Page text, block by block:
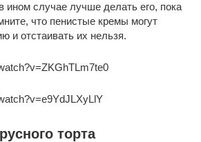
ином случае лучше делать его, пока
что пенистые кремы могут
и отстаивать их нельзя.
торта